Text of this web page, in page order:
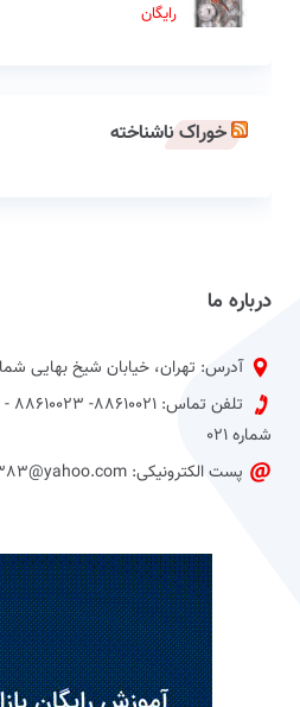
رایگان
خوراک ناشناخته
درباره ما
آدرس: تهران، خیابان شیخ بهایی
شماره 021
پست الکترونیکی: jahan1383@yahoo.com